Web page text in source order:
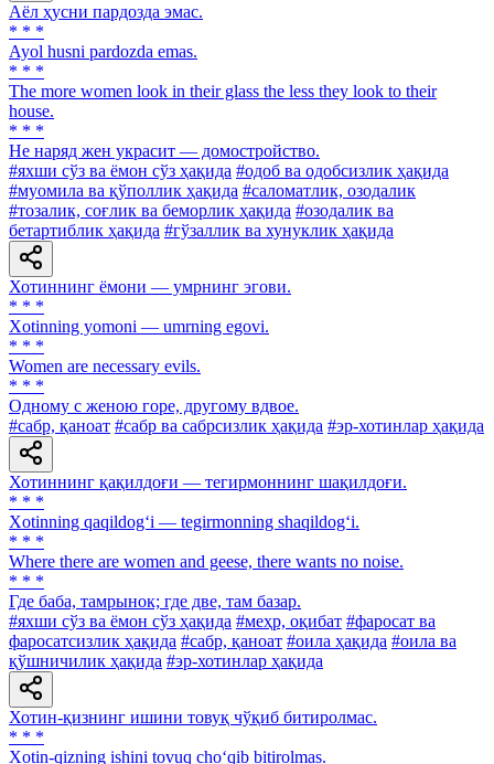
Аёл ҳусни пардозда эмас.
* * *
Ayol husni pardozda emas.
* * *
The more women look in their glass the less they look to their
house.
* * *
He наряд жен украсит — домостройство.
#яхши сўз ва ёмон сўз ҳақида #одоб ва одобсизлик ҳақида
#муомила ва қўполлик ҳақида #саломатлик, озодалик
#тозалик, соғлик ва беморлик ҳақида #озодалик ва
бетартиблик ҳақида #гўзаллик ва хунуклик ҳақида
Хотиннинг ёмони — умрнинг эгови.
* * *
Xotinning yomoni — umrning egovi.
* * *
Women are necessary evils.
* * *
Одному с женою горе, другому вдвое.
#сабр, қаноат #сабр ва сабрсизлик ҳақида #эр-хотинлар ҳақида
Хотиннинг қақилдоғи — тегирмоннинг шақилдоғи.
* * *
Xotinning qaqildog‘i — tegirmonning shaqildog‘i.
* * *
Where there are women and geese, there wants no noise.
* * *
Где баба, тамрынок; где две, там базар.
#яхши сўз ва ёмон сўз ҳақида #меҳр, оқибат #фаросат ва
фаросатсизлик ҳақида #сабр, қаноат #оила ҳақида #оила ва
қўшничилик ҳақида #эр-хотинлар ҳақида
Хотин-қизнинг ишини товуқ чўқиб битиролмас.
* * *
Xotin-qizning ishini tovuq cho‘qib bitirolmas.